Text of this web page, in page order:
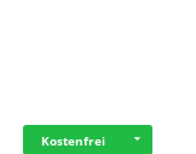
Kostenfrei